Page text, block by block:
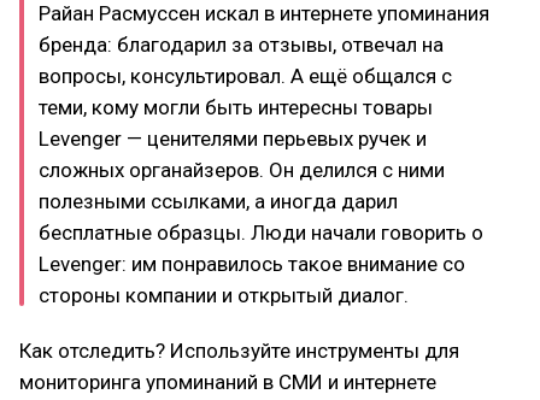
Райан Расмуссен искал в интернете упоминания
бренда: благодарил за отзывы, отвечал на
вопросы, консультировал. А ещё общался с
теми, кому могли быть интересны товары
Levenger — ценителями перьевых ручек и
сложных органайзеров. Он делился с ними
полезными ссылками, а иногда дарил
бесплатные образцы. Люди начали говорить о
Levenger: им понравилось такое внимание со
стороны компании и открытый диалог.
Как отследить? Используйте инструменты для
мониторинга упоминаний в СМИ и интернете